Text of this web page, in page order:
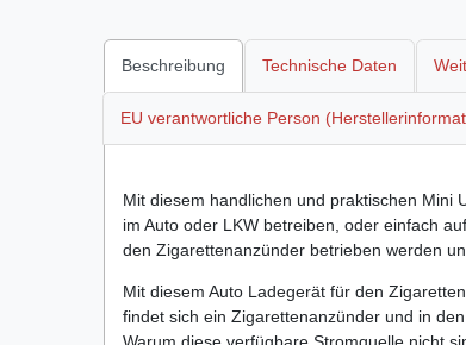
Beschreibung Technische Daten
EU verantwortliche Person
Mit diesem handlichen und praktischen Mini
im Auto oder LKW betreiben, oder einfach
den Zigarettenanzünder betrieben werden
Mit diesem Auto Ladegerät für den
findet sich ein Zigarettenanzünder und in